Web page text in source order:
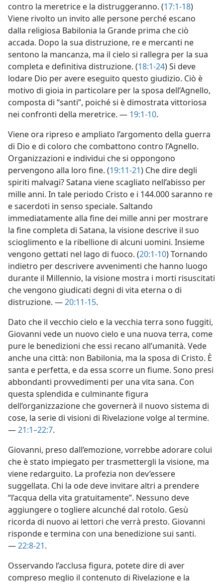
contro la meretrice e la distruggeranno. (17:1-18)
Viene rivolto un invito alle persone perché escano
dalla religiosa Babilonia la Grande prima che ciò
accada. Dopo la sua distruzione, re e mercanti ne
sentono la mancanza, ma il cielo si rallegra per la sua
completa e definitiva distruzione. (18:1-24) Si deve
lodare Dio per avere eseguito questo giudizio. Ciò è
motivo di gioia in particolare per la sposa dell’Agnello,
composta di “santi”, poiché si è dimostrata vittoriosa
nei confronti della meretrice. — 19:1-10.
Viene ora ripreso e ampliato l’argomento della guerra
di Dio e di coloro che combattono contro l’Agnello.
Organizzazioni e individui che si oppongono
pervengono alla loro fine. (19:11-21) Che dire degli
spiriti malvagi? Satana viene scagliato nell’abisso per
mille anni. In tale periodo Cristo e i 144.000 saranno re
e sacerdoti in senso speciale. Saltando
immediatamente alla fine dei mille anni per mostrare
la fine completa di Satana, la visione descrive il suo
scioglimento e la ribellione di alcuni uomini. Insieme
vengono gettati nel lago di fuoco. (20:1-10) Tornando
indietro per descrivere avvenimenti che hanno luogo
durante il Millennio, la visione mostra i morti risuscitati
che vengono giudicati degni di vita eterna o di
distruzione. —20:11-15.
Dato che il vecchio cielo e la vecchia terra sono fuggiti,
Giovanni vede un nuovo cielo e una nuova terra, come
pure le benedizioni che essi recano all’umanità. Vede
anche una città: non Babilonia, ma la sposa di Cristo. È
santa e perfetta, e da essa scorre un fiume. Sono presi
abbondanti provvedimenti per una vita sana. Con
questa splendida e culminante figura
dell’organizzazione che governerà il nuovo sistema di
cose, la serie di visioni di Rivelazione volge al termine.
—21:1–22:7.
Giovanni, preso dall’emozione, vorrebbe adorare colui
che è stato impiegato per trasmettergli la visione, ma
viene redarguito. La profezia non dev’essere
suggellata. Chi la ode deve invitare altri a prendere
“l’acqua della vita gratuitamente”. Nessuno deve
aggiungere o togliere alcunché dal rotolo. Gesù
ricorda di nuovo ai lettori che verrà presto. Giovanni
risponde e termina con una benedizione sui santi.
—22:8-21.
Osservando l’acclusa figura, potete dire di aver
compreso meglio il contenuto di Rivelazione e la